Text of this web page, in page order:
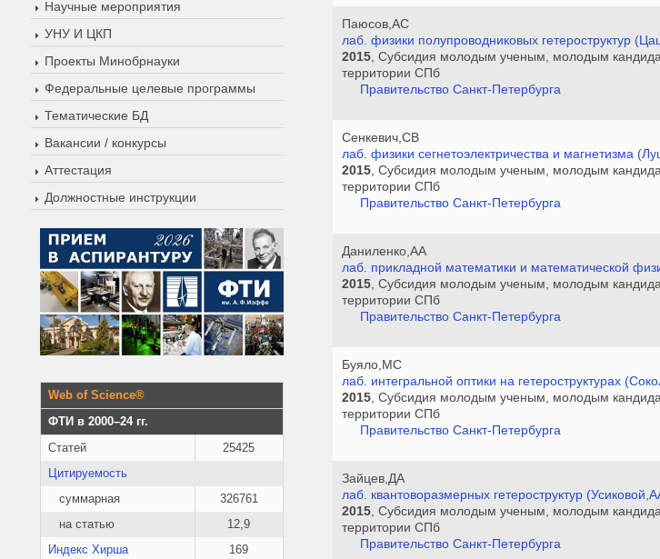
Научные мероприятия
УНУ И ЦКП
Проекты Минобрнауки
Федеральные целевые программы
Тематические БД
Вакансии / конкурсы
Аттестация
Должностные инструкции
Web of Science®
ФТИ в 2000–24 гг.
Статей
25425
Цитируемость
суммарная
326761
на статью
12,9
Индекс Хирша
169
Паюсов,АС
лаб. физики полупроводниковых гетероструктур
2015 , Субсидия молодым ученым, молодым
территории СПб
Правительство Санкт-Петербурга
Сенкевич,СВ
лаб. физики сегнетоэлектричества и магнетизма
2015 , Субсидия молодым ученым, молодым
территории СПб
Правительство Санкт-Петербурга
Даниленко,АА
лаб. прикладной математики и математической
2015 , Субсидия молодым ученым, молодым
территории СПб
Правительство Санкт-Петербурга
Буяло,МС
лаб. интегральной оптики на гетероструктурах
2015 , Субсидия молодым ученым, молодым
территории СПб
Правительство Санкт-Петербурга
Зайцев,ДА
лаб. квантоворазмерных гетероструктур
2015 , Субсидия молодым ученым, молодым
территории СПб
Правительство Санкт-Петербурга